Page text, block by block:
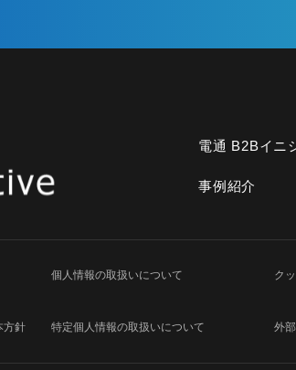
電通 B2Bイニ
事例紹介
個人情報の取扱いについて ク
方針 特定個人情報の取扱いについて 外